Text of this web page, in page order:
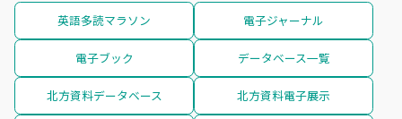
英語多読マラソン 電子ジャーナル
電子ブック データベース一覧
北方資料データベース 北方資料電子展示